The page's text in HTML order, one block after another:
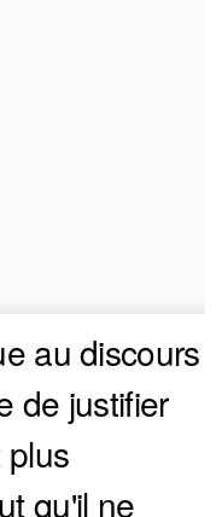
au discours
de justifier
qu'il ne